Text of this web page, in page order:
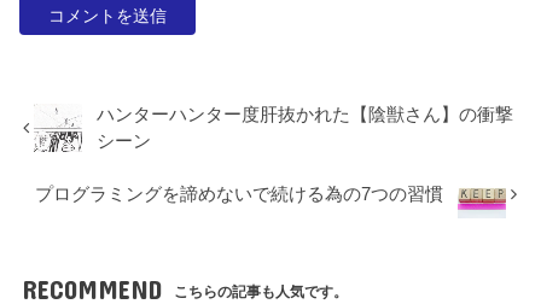
ハンターハンター度肝抜かれた【陰獣さん】の衝撃
シーン
プログラミングを諦めないで続ける為の7つの習慣
RECOMMEND こちらの記事も人気です。